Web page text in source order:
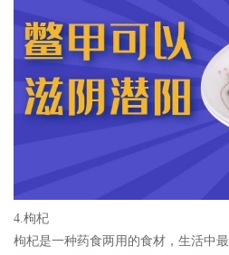
4.枸杞
枸杞是一种药食两用的食材，生活中